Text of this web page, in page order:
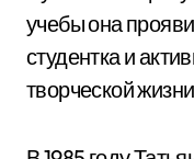
учебы она
студентка и
творческой